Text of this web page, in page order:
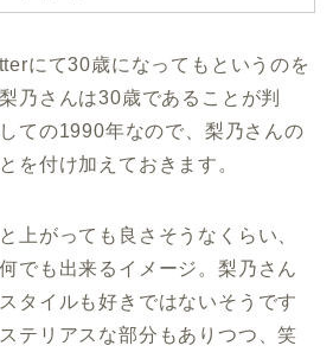
にて30歳になってもというのを
乃さんは30歳であることが判
ての1990年なので、梨乃さんの
を付け加えておきます。
上がっても良さそうなくらい、
でも出来るイメージ。梨乃さん
タイルも好きではないそうです
テリアスな部分もありつつ、笑